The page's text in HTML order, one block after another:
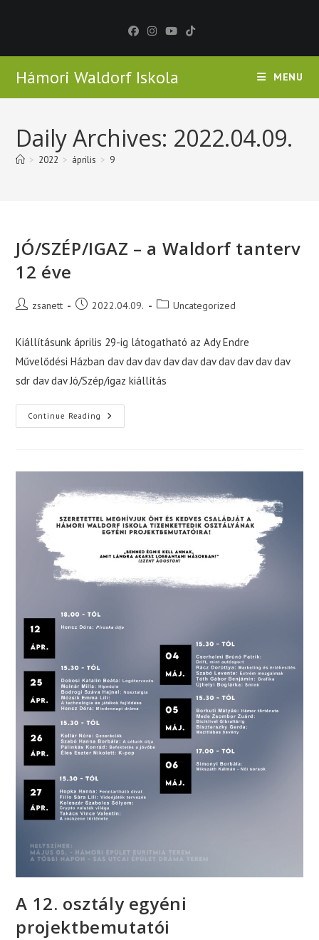
Hámori Waldorf Iskola MENU
Daily Archives: 2022.04.09.
> 2022 > április > 9
JÓ/SZÉP/IGAZ – a Waldorf tanterv
12 éve
Postzsanett
Post2022.04.09.
PostUncategorized
Kiállításunk április 29-ig látogatható az Ady Endre
Művelődési Házban dav dav dav dav dav dav dav dav dav dav
sdr dav dav Jó/Szép/igaz kiállítás
Continue Reading JÓ/SZÉP/IGAZ
–
A 12. osztály egyéni
projektbemutatói